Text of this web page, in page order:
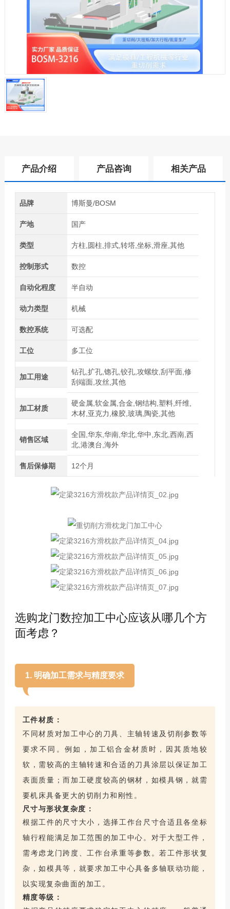
产品介绍 产品咨询 相关产品
品牌 博斯曼/BOSM
产地 国产
类型 方柱,圆柱,排式,转塔,坐标,滑座,其他
控制形式 数控
自动化程度 半自动
动力类型 机械
数控系统 可选配
工位 多工位
加工用途
钻孔,扩孔,锪孔,铰孔,攻螺纹,刮平面,修
刮端面,攻丝,其他
加工材质
硬金属,软金属,合金,钢结构,塑料,纤维,
木材,亚克力,橡胶,玻璃,陶瓷,其他
销售区域
全国,华东,华南,华北,华中,东北,西南,西
北,港澳台,海外
售后保修期 12个月
选购龙门数控加工中心应该从哪几个方
面考虑？
1. 明确加工需求与精度要求
工件材质：
不同材质对加工中心的刀具、主轴转速及 切削参数等
要求不同。例如，加工铝合金材质时，因其质地较
软，需较高的主轴转速和合适的刀具涂层以保证加工
表面质量；而加工硬度较高的钢材，如模具钢，就需
要机床具备更大的切削力和刚性。
尺寸与形状复杂度：
根据工件的尺寸大小，选择工作台尺寸合适且各坐标
轴行程能满足加工范围的加工中心。对于大型工件，
需考虑龙门跨度、工作台承重等参数。若工件形状复
杂，如模具等，就要求加工中心具备多轴联动功能，
以实现复杂曲面的加工。
精度等级：